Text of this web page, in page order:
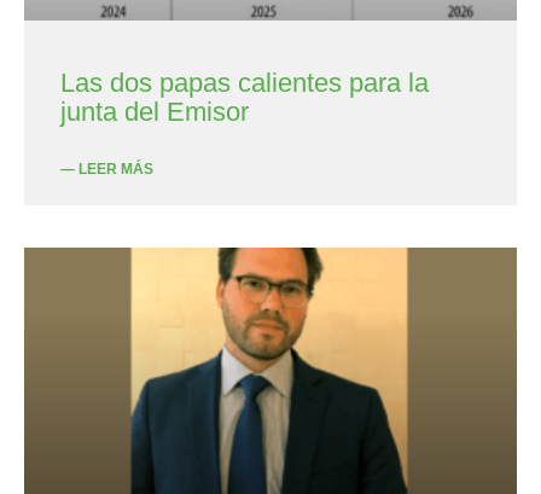
Las dos papas calientes para la
junta del Emisor
— LEER MÁS